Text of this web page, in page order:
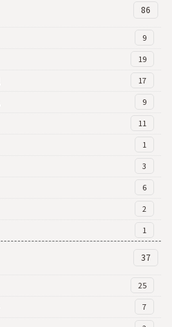
86
9
19
17
9
11
1
3
6
2
1
37
25
7